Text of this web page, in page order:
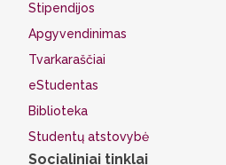
Stipendijos
Apgyvendinimas
Tvarkaraščiai
eStudentas
Biblioteka
Studentų atstovybė
Socialiniai tinklai